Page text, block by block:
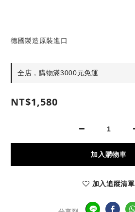
德國製造原裝進口
全店，購物滿3000元免運
NT$1,580
加入購物車
加入追蹤清單